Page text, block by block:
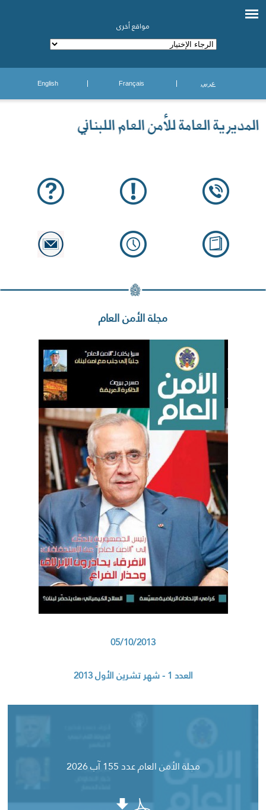
مواقع أخرى
عربي Français
English
مجلة الأمن العام
05/10/2013
العدد 1 - شهر تشرين الأول 2013
مجلة الأمن العام عدد 155 آب 2026